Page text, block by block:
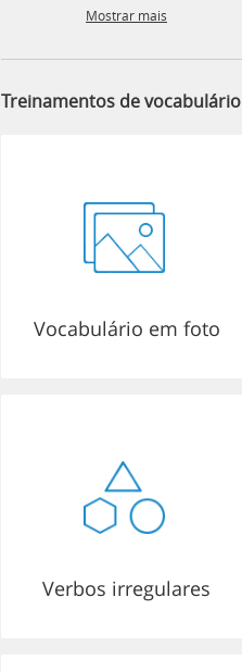
Mostrar mais
Treinamentos de vocabulário
Vocabulário em foto
Verbos irregulares